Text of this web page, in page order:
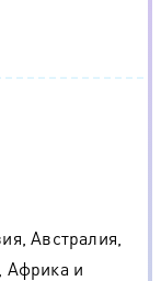
Австралия,
Африка и